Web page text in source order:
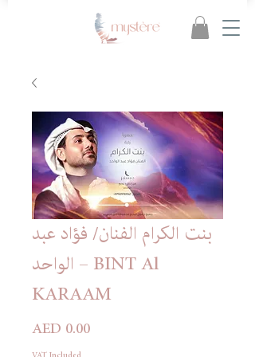
بنت الكرام الفنان/ فؤاد عبد
الواحد – BINT Al
KARAAM
AED 0.00Price